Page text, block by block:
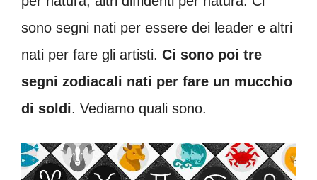
sono segni nati per essere dei leader e altri
nati per fare gli artisti. Ci sono poi tre
segni zodiacali nati per fare un mucchio
di soldi. Vediamo quali sono.